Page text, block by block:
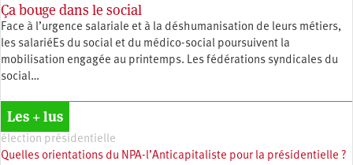
Ça bouge dans le social
Face à l’urgence salariale et à la déshumanisation de leurs métiers,
les salariéEs du social et du médico-social poursuivent la
mobilisation engagée au printemps. Les fédérations syndicales du
social…
Les + lus
élection présidentielle
Quelles orientations du NPA-l’Anticapitaliste pour la présidentielle ?